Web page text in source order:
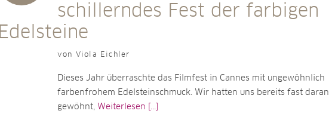
schillerndes Fest der farbigen
Edelsteine
von Viola Eichler
Dieses Jahr überraschte das Filmfest in Cannes mit ungewöhnlich
farbenfrohem Edelsteinschmuck. Wir hatten uns bereits fast daran
gewöhnt, Weiterlesen [...]